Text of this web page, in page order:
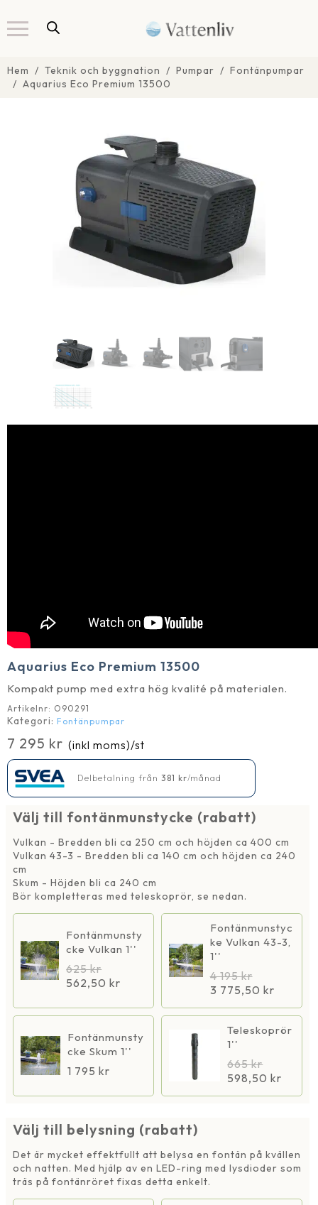
Hem Teknik och byggnation Pumpar
Fontänpumpar
Aquarius Eco Premium 13500
Aquarius Eco Premium 13500
Kompakt pump med extra hög kvalité på materialen.
Artikelnr: O90291
Kategori: Fontänpumpar
7 295 kr (inkl moms)/st
Delbetalning från 381 kr/månad
Välj till fontänmunstycke (rabatt)
Vulkan - Bredden bli ca 250 cm och höjden ca 400 cm
Vulkan 43-3 - Bredden bli ca 140 cm och höjden ca 240
cm
Skum - Höjden bli ca 240 cm
Bör kompletteras med teleskoprör, se nedan.
Fontänmunsty
cke Vulkan 1''
625kr
562,50kr
Fontänmunstyc
ke Vulkan 43-3,
1''
4 195kr
3 775,50 kr
Fontänmunsty
cke Skum 1''
1 795 kr
Teleskoprör
1''
665kr
598,50kr
Välj till belysning (rabatt)
Det är mycket effektfullt att belysa en fontän på kvällen
och natten. Med hjälp av en LED-ring med lysdioder som
träs på fontänröret fixas detta enkelt.